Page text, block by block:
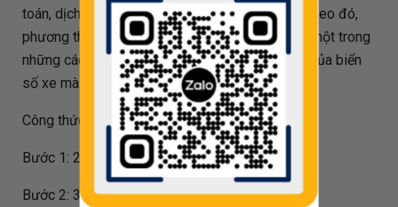
toán, dịch ý nghĩa biển số xe theo phong thủy. Theo đó,
phương thức dịch dựa trên phép chia cho 80 là một trong
những cách phổ biến để xác định được ý nghĩa của biển
số xe mà mình đang sở hữu.
Công thức tính đối với biển số29999như sau:
Bước 1: 29999 / 80 = 374.988
Bước 2: 374.988 - 374 = 0.988